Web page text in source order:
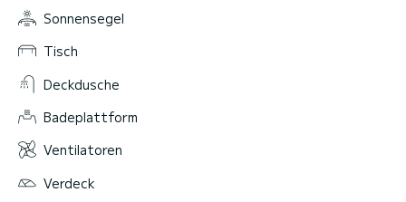
Sonnensegel
Tisch
Deckdusche
Badeplattform
Ventilatoren
Verdeck